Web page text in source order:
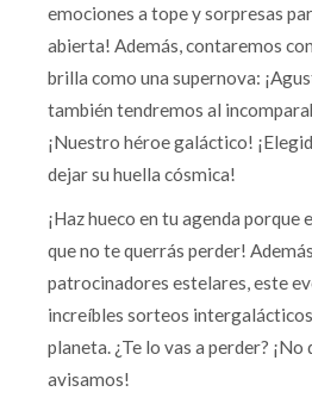
emociones a tope y sorpresas
abierta! Además, contaremos
brilla como una supernova:
también tendremos al
¡Nuestro héroe galáctico!
dejar su huella cósmica!
¡Haz hueco en tu agenda porque
que no te querrás perder!
patrocinadores estelares, este
increíbles sorteos
planeta. ¿Te lo vas a perder? ¡No
avisamos!